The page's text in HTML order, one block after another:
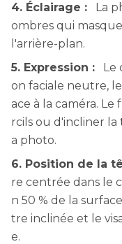
4. Éclairage :
La
ombres qui
l'arrière-plan.
5. Expression :
Le
on faciale neutre,
ace à la caméra.
rcils ou d'incliner
a photo.
6. Position de la
re centrée dans le
n 50 % de la
tre inclinée et le
e.